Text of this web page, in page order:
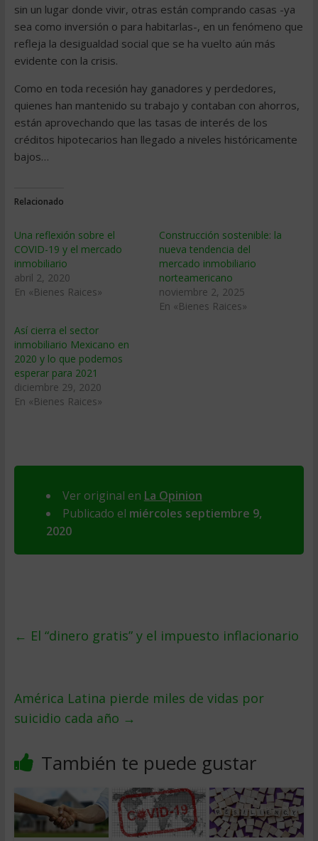
sin un lugar donde vivir, otras están comprando casas -ya
sea como inversión o para habitarlas-, en un fenómeno que
refleja la desigualdad social que se ha vuelto aún más
evidente con la crisis.
Como en toda recesión hay ganadores y perdedores,
quienes han mantenido su trabajo y contaban con ahorros,
están aprovechando que las tasas de interés de los
créditos hipotecarios han llegado a niveles históricamente
bajos…
Relacionado
Una reflexión sobre el
COVID-19 y el mercado
inmobiliario
abril 2, 2020
En «Bienes Raices»
Construcción sostenible: la
nueva tendencia del
mercado inmobiliario
norteamericano
noviembre 2, 2025
En «Bienes Raices»
Así cierra el sector
inmobiliario Mexicano en
2020 y lo que podemos
esperar para 2021
diciembre 29, 2020
En «Bienes Raices»
Ver original en La Opinion
Publicado el miércoles septiembre 9,
2020
← El “dinero gratis” y el impuesto inflacionario
América Latina pierde miles de vidas por
suicidio cada año →
También te puede gustar